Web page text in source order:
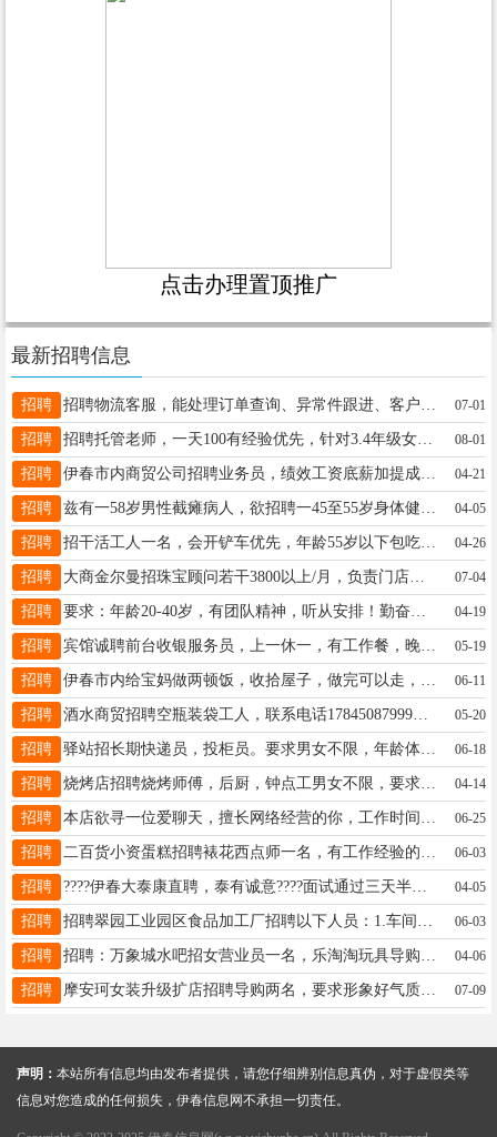
点击办理置顶推广
最新招聘信息
招聘 07-01
招聘 招聘托管老师，一天100有经验优先，针对3.4年级女士19234585678 08-01
招聘 伊春市内商贸公司招聘业务员，绩效工资底薪加提成5000到8000，年龄35到45岁，有一定的沟通能力。公司有带薪休息、年假、工龄工资、生日礼金、节日福利等待遇。具体面试详谈18645810567李先生18645810567 04-21
招聘 04-05
招聘 招干活工人一名，会开铲车优先，年龄55岁以下包吃住工作地点：齐齐哈尔市工资：6000元/月联系电话:13945883370焦先生焦先生13945883370 04-26
招聘 大商金尔曼招珠宝顾问若干3800以上/月，负责门店销售。社保，晋升空间，带薪培训，带薪休假应聘标准：有销售经验优先，公司给予平台，提供学习机会，有较强的沟通能力，有责任心。电话13846633003梅女士梅蕾13846633003 07-04
招聘 04-19
招聘 宾馆诚聘前台收银服务员，上一休一，有工作餐，晚上可以休息，工资3000-3500元，女性，有经验者优先录用，咨询电话：15904589422孙女士15904589422 05-19
招聘 06-11
招聘 酒水商贸招聘空瓶装袋工人，联系电话17845087999梁志17845087999 05-20
招聘 驿站招长期快递员，投柜员。要求男女不限，年龄体力够就行，心细，责任心强。待遇电话联系。有经验者电联，吴先生13114587976吴先生13114587976 06-18
招聘 烧烤店招聘烧烤师傅，后厨，钟点工男女不限，要求长期工作，联系电话15134673810女15134673810 04-14
招聘 06-25
招聘 06-03
招聘 ????伊春大泰康直聘，泰有诚意????面试通过三天半培训！2月22日开班????每天工作2小时，月薪保底1500元；达标多享三个月；????现在面试送豪礼：[礼物]面试礼：龙禧抱枕一个；[礼物]缴费礼：龙年瓷碗一套；[礼物]培训礼：大米一袋[礼物]数量有限，先到先得????品牌齐上阵，职为你来，火热报名中13766737044（微信同步）姚18945886922 04-05
招聘 06-03
招聘 04-06
招聘 摩安珂女装升级扩店招聘导购两名，要求形象好气质佳有经验优先，年龄20-40岁，上下午倒班工作轻松不累李19604580990 07-09
声明： 本站所有信息均由发布者提供，请您仔细辨别信息真伪，对于虚假类等
信息对您造成的任何损失，伊春信息网不承担一切责任。